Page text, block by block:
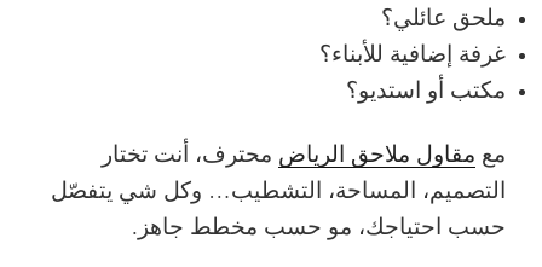
ملحق عائلي؟
غرفة إضافية للأبناء؟
مكتب أو استديو؟
مع مقاول ملاحق الرياض محترف، أنت تختار
التصميم، المساحة، التشطيب… وكل شي يتفصّل
حسب احتياجك، مو حسب مخطط جاهز.